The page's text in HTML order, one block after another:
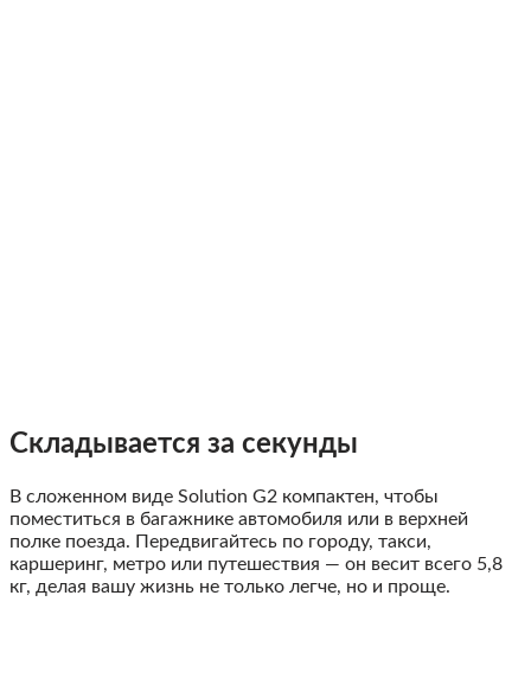
Складывается за секунды
В сложенном виде Solution G2 компактен, чтобы
поместиться в багажнике автомобиля или в верхней
полке поезда. Передвигайтесь по городу, такси,
каршеринг, метро или путешествия — он весит всего 5,8
кг, делая вашу жизнь не только легче, но и проще.